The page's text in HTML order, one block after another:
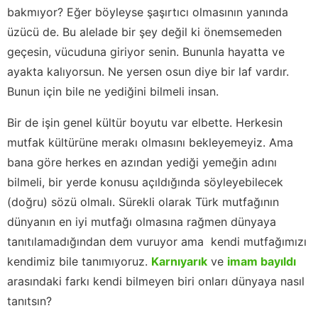
bakmıyor? Eğer böyleyse şaşırtıcı olmasının yanında
üzücü de. Bu alelade bir şey değil ki önemsemeden
geçesin, vücuduna giriyor senin. Bununla hayatta ve
ayakta kalıyorsun. Ne yersen osun diye bir laf vardır.
Bunun için bile ne yediğini bilmeli insan.
Bir de işin genel kültür boyutu var elbette. Herkesin
mutfak kültürüne merakı olmasını bekleyemeyiz. Ama
bana göre herkes en azından yediği yemeğin adını
bilmeli, bir yerde konusu açıldığında söyleyebilecek
(doğru) sözü olmalı. Sürekli olarak Türk mutfağının
dünyanın en iyi mutfağı olmasına rağmen dünyaya
tanıtılamadığından dem vuruyor ama kendi mutfağımızı
kendimiz bile tanımıyoruz. Karnıyarık ve imam bayıldı
arasındaki farkı kendi bilmeyen biri onları dünyaya nasıl
tanıtsın?